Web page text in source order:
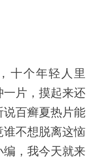
十个年轻人里
一片，摸起来还
说百癣夏热片能
谁不想脱离这恼
编，我今天就来